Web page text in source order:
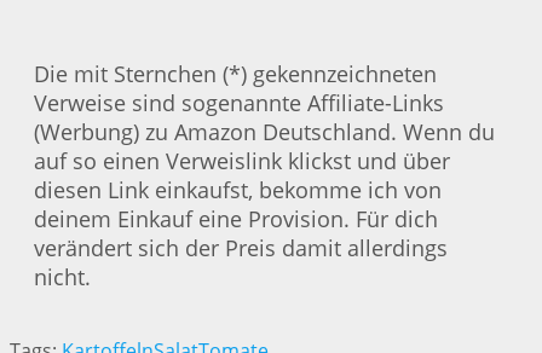
Die mit Sternchen (*) gekennzeichneten
Verweise sind sogenannte Affiliate-Links
(Werbung) zu Amazon Deutschland. Wenn du
auf so einen Verweislink klickst und über
diesen Link einkaufst, bekomme ich von
deinem Einkauf eine Provision. Für dich
verändert sich der Preis damit allerdings
nicht.